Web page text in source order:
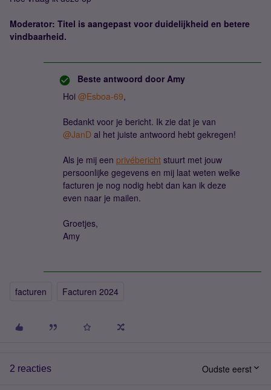
Moderator: Titel is aangepast voor duidelijkheid en betere
vindbaarheid.
Beste antwoord door Amy
Hoi ​ @Esboa-69,
Bedankt voor je bericht. Ik zie dat je van ​
@JanD al het juiste antwoord hebt gekregen!
Als je mij een privébericht stuurt met jouw
persoonlijke gegevens en mij laat weten welke
facturen je nog nodig hebt dan kan ik deze
even naar je mailen.
Groetjes,
Amy
facturen Facturen 2024
2 reacties Oudste eerst